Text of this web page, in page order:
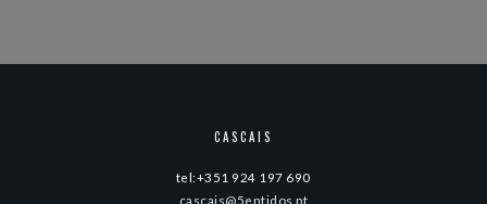
CASCAIS
tel:+351 924 197 690
cascais@5entidos.pt